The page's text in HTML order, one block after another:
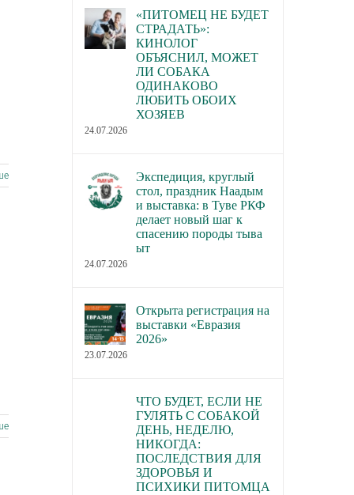
«ПИТОМЕЦ НЕ БУДЕТ
СТРАДАТЬ»:
КИНОЛОГ
ОБЪЯСНИЛ, МОЖЕТ
ЛИ СОБАКА
ОДИНАКОВО
ЛЮБИТЬ ОБОИХ
ХОЗЯЕВ
24.07.2026
Экспедиция, круглый
стол, праздник Наадым
и выставка: в Туве РКФ
делает новый шаг к
спасению породы тыва
ыт
24.07.2026
Открыта регистрация на
выставки «Евразия
2026»
23.07.2026
ЧТО БУДЕТ, ЕСЛИ НЕ
ГУЛЯТЬ С СОБАКОЙ
ДЕНЬ, НЕДЕЛЮ,
НИКОГДА:
ПОСЛЕДСТВИЯ ДЛЯ
ЗДОРОВЬЯ И
ПСИХИКИ ПИТОМЦА